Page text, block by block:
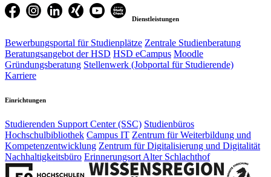
Dienstleistungen
Bewerbungsportal für Studienplätze Zentrale Studienberatung
Beratungsangebot der HSD HSD eCampus Moodle
Gründungsberatung Stellenwerk (Jobportal für Studierende)
Karriere
Einrichtungen
Studierenden Support Center (SSC) Studienbüros
Hochschulbibliothek Campus IT Zentrum für Weiterbildung und
Kompetenzentwicklung Zentrum für Digitalisierung und Digitalität
Nachhaltigkeitsbüro Erinnerungsort Alter Schlachthof